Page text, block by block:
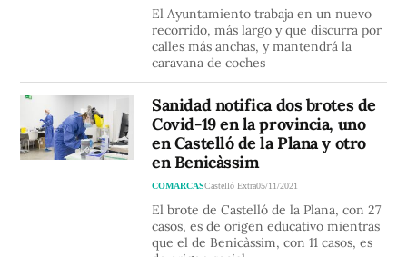
El Ayuntamiento trabaja en un nuevo
recorrido, más largo y que discurra por
calles más anchas, y mantendrá la
caravana de coches
Sanidad notifica dos brotes de
Covid-19 en la provincia, uno
en Castelló de la Plana y otro
en Benicàssim
COMARCASCastelló Extra05/11/2021
El brote de Castelló de la Plana, con 27
casos, es de origen educativo mientras
que el de Benicàssim, con 11 casos, es